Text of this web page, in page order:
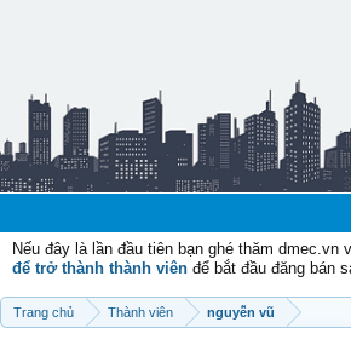
Nếu đây là lần đầu tiên bạn ghé thăm
để trở thành thành viên để bắt đầu đăng bán
Trang chủ Thành viên nguyễn vũ